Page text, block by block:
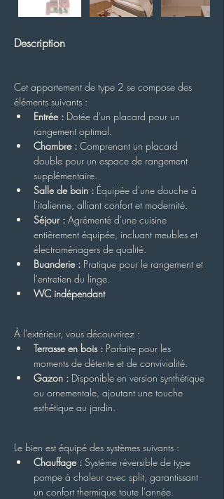
Description
Cet appartement de type 2 se compose des
éléments suivants :
Entrée : Dotée d'un placard pour un
rangement optimal.
Chambre : Comprenant un placard
double pour un espace de rangement
supplémentaire.
Salle de bain : Équipée d'une douche à
l'italienne, alliant confort et modernité.
Séjour : Agrémenté d'une cuisine
entièrement équipée, incluant meubles et
électroménagers de qualité.
Buanderie : Pratique pour le rangement et
l'entretien du linge.
WC indépendant
À l'extérieur, vous découvrirez :
Terrasse en bois : Parfaite pour les
moments de détente et de convivialité.
Gazon : Disponible en version synthétique
ou ornementale, ajoutant une touche
esthétique au jardin.
Le bien est équipé des systèmes suivants :
Chauffage : Système réversible de type
pompe à chaleur avec split, garantissant
un confort thermique toute l'année.